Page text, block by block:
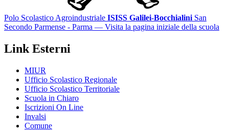
Polo Scolastico Agroindustriale ISISS Galilei-Bocchialini San
Secondo Parmense - Parma — Visita la pagina iniziale della scuola
Link Esterni
MIUR
Ufficio Scolastico Regionale
Ufficio Scolastico Territoriale
Scuola in Chiaro
Iscrizioni On Line
Invalsi
Comune